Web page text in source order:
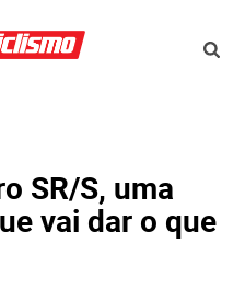
SR/S, uma
vai dar o que